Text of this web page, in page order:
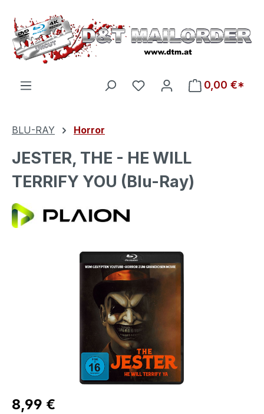
Zum Hauptinhalt springen
Du hast 0 Produkte auf
0,00 €*
BLU-RAY Horror
JESTER, THE - HE WILL
TERRIFY YOU (Blu-Ray)
Bildergalerie überspringen
Regulärer Preis:
8,99 €